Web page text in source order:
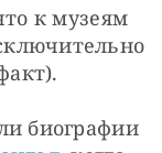
к музеям
биографии